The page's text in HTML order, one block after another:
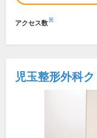
アクセス数※
児玉整形外科